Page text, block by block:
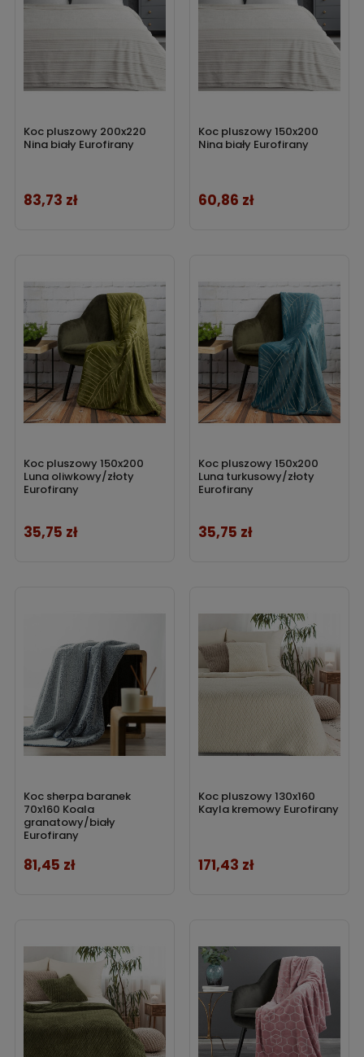
Koc pluszowy 200x220
Nina biały Eurofirany
Cena
83,73 zł
Koc pluszowy 150x200
Nina biały Eurofirany
Cena
60,86 zł
Koc pluszowy 150x200
Luna oliwkowy/złoty
Eurofirany
Cena
35,75 zł
Koc pluszowy 150x200
Luna turkusowy/złoty
Eurofirany
Cena
35,75 zł
Koc sherpa baranek
70x160 Koala
granatowy/biały
Eurofirany
Cena
81,45 zł
Koc pluszowy 130x160
Kayla kremowy Eurofirany
Cena
171,43 zł